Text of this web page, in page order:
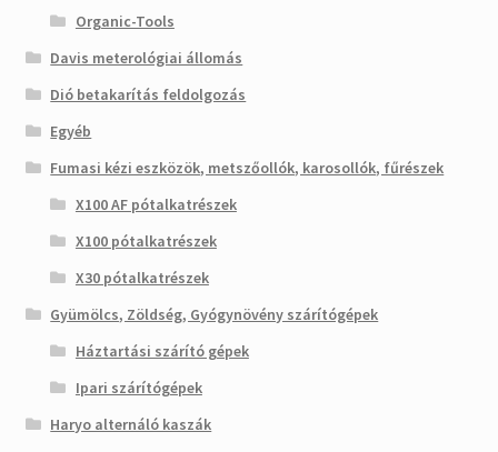
Organic-Tools
Davis meterológiai állomás
Dió betakarítás feldolgozás
Egyéb
Fumasi kézi eszközök, metszőollók, karosollók, fűrészek
X100 AF pótalkatrészek
X100 pótalkatrészek
X30 pótalkatrészek
Gyümölcs, Zöldség, Gyógynövény szárítógépek
Háztartási szárító gépek
Ipari szárítógépek
Haryo alternáló kaszák